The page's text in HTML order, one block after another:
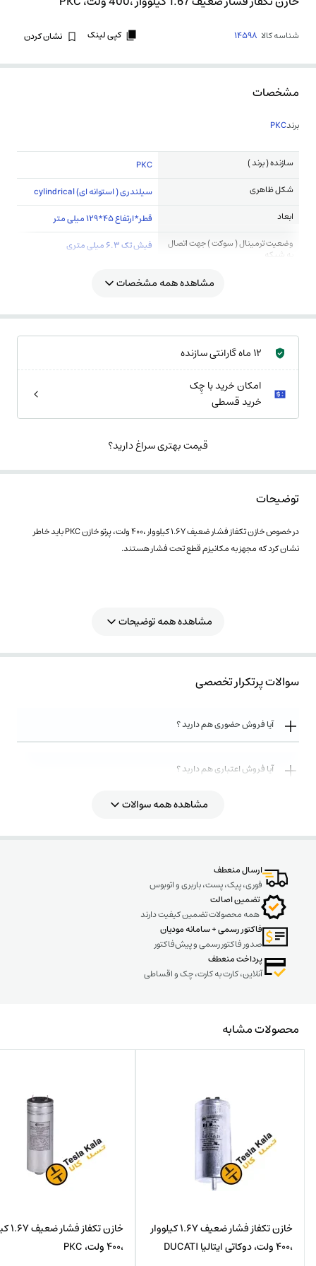
شناسه کالا 14598 کپی لینک نشان کردن
مشخصات
برندPKC
سازنده ( برند )
PKC
شکل ظاهری
سیلندری ( استوانه ای) cylindrical
ابعاد
قطر*ارتفاع 45*129 میلی متر
وضعیت ترمینال ( سوکت ) جهت اتصال
به شبکه
فیش تک 6.3 میلی متری
مشاهده همه مشخصات
12 ماه گارانتی سازنده
امکان خرید با چِک
خرید قسطی
قیمت بهتری سراغ دارید؟
توضیحات
در خصوص خازن تکفاز فشار ضعیف 1.67 کیلووار ،400 ولت، پرتو خازن PKC باید خاطر
نشان کرد که مجهز به مکانیزم قطع تحت فشار هستند.
مشاهده همه توضیحات
سوالات پرتکرار تخصصی
آیا فروش حضوری هم دارید ؟
آیا فروش اعتباری هم دارید ؟
روش های ارسال کالا به چه صورت میباشد ؟
مشاهده همه سوالات
ارسال منعطف
فوری، پیک، پست، باربری و اتوبوس
تضمین اصالت
همه محصولات تضمین کیفیت دارند
فاکتور رسمی + سامانه مودیان
صدور فاکتور رسمی و پیش‌فاکتور
پرداخت منعطف
آنلاین، کارت به کارت، چک و اقساطی
محصولات مشابه
خازن تکفاز فشار ضعیف 1.67 کیلووار
،400 ولت، دوکاتی ایتالیا DUCATI
خازن
،400 ولت، PKC